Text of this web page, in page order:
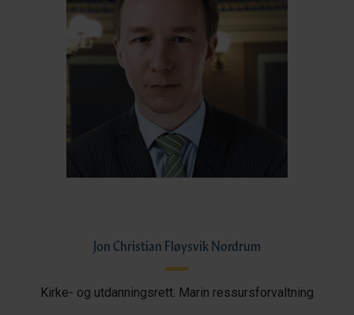
Jon Christian Fløysvik Nordrum
Kirke- og utdanningsrett. Marin ressursforvaltning